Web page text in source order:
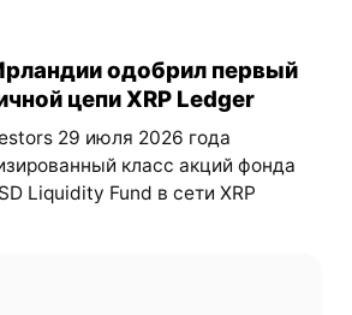
одобрил первый
цепи XRP Ledger
29 июля 2026 года
класс акций фонда
Liquidity Fund в сети XRP